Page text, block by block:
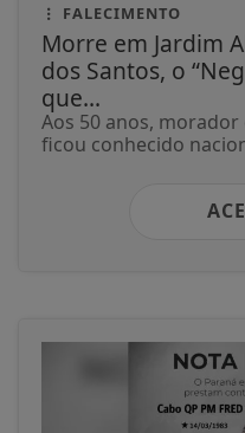
FALECIMENTO
Morre em Jardim
dos Santos, o
que...
Aos 50 anos,
ficou conhecido